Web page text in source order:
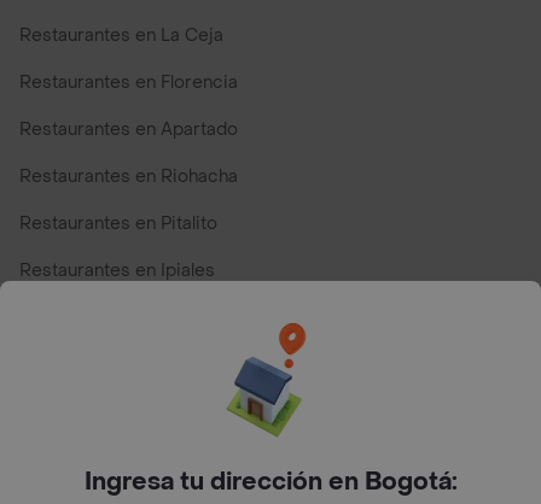
Restaurantes en La Ceja
Restaurantes en Florencia
Restaurantes en Apartado
Restaurantes en Riohacha
Restaurantes en Pitalito
Restaurantes en Ipiales
Top Marcas y Cadenas de Restaurantes
Encuéntranos en estos países
Restaurantes cerca de mi para pedir Comida a Domicilio -
Ingresa tu dirección en Bogotá: